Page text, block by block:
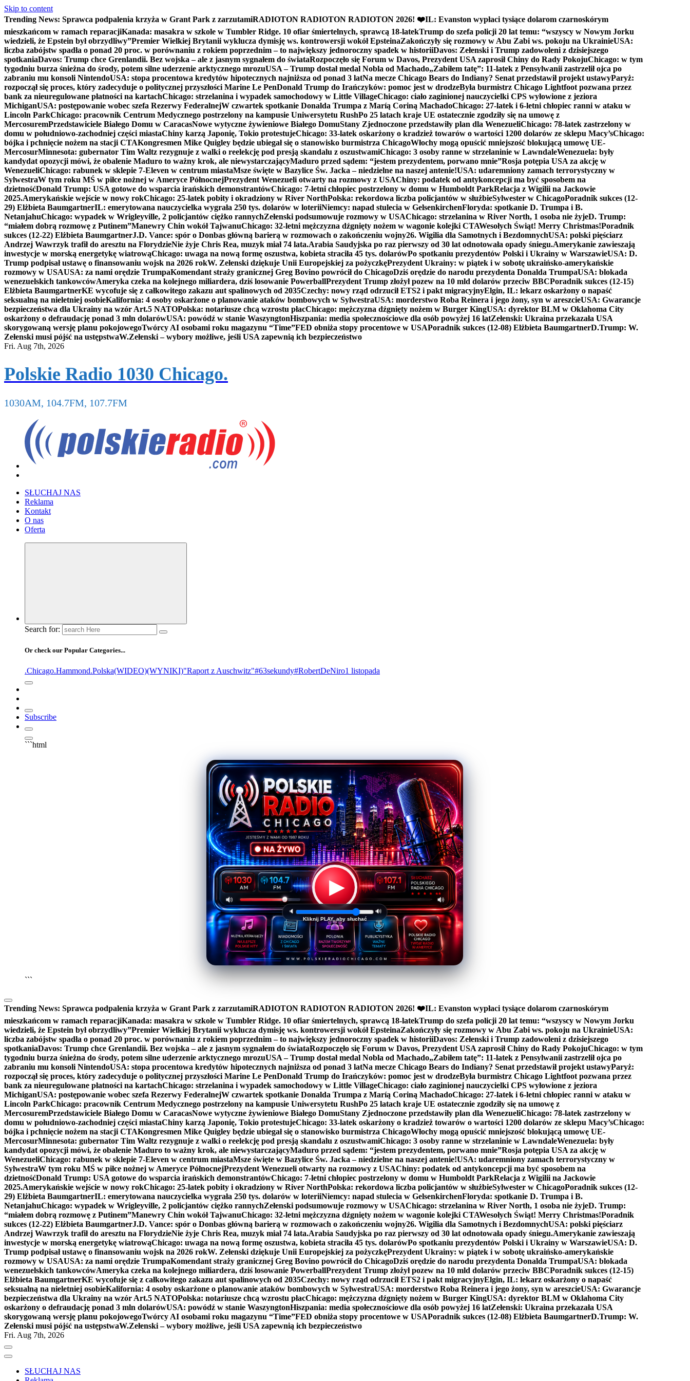
Skip to content
Trending News: Sprawca podpalenia krzyża w Grant Park z zarzutamiRADIOTON RADIOTON RADIOTON 2026! ❤️IL: Evanston wypłaci tysiące dolarom czarnoskórym
mieszkańcom w ramach reparacjiKanada: masakra w szkole w Tumbler Ridge. 10 ofiar śmiertelnych, sprawcą 18-latekTrump do szefa policji 20 lat temu: “wszyscy w Nowym Jorku
wiedzieli, że Epstein był obrzydliwy”Premier Wielkiej Brytanii wyklucza dymisję ws. kontrowersji wokół EpsteinaZakończyły się rozmowy w Abu Zabi ws. pokoju na UkrainieUSA:
liczba zabójstw spadła o ponad 20 proc. w porównaniu z rokiem poprzednim – to największy jednoroczny spadek w historiiDavos: Zełenski i Trump zadowoleni z dzisiejszego
spotkaniaDavos: Trump chce Grenlandii. Bez wojska – ale z jasnym sygnałem do świataRozpoczęło się Forum w Davos, Prezydent USA zaprosił Chiny do Rady PokojuChicago: w tym
tygodniu burza śnieżna do środy, potem silne uderzenie arktycznego mrozuUSA – Trump dostał medal Nobla od Machado„Zabiłem tatę”: 11-latek z Pensylwanii zastrzelił ojca po
zabraniu mu konsoli NintendoUSA: stopa procentowa kredytów hipotecznych najniższa od ponad 3 latNa mecze Chicago Bears do Indiany? Senat przedstawił projekt ustawyParyż:
rozpoczął się proces, który zadecyduje o politycznej przyszłości Marine Le PenDonald Trump do Irańczyków: pomoc jest w drodzeByła burmistrz Chicago Lightfoot pozwana przez
bank za nieuregulowane płatności na kartachChicago: strzelanina i wypadek samochodowy w Little VillageChicago: ciało zaginionej nauczycielki CPS wyłowione z jeziora
MichiganUSA: postępowanie wobec szefa Rezerwy FederalnejW czwartek spotkanie Donalda Trumpa z Maríą Coriną MachadoChicago: 27-latek i 6-letni chłopiec ranni w ataku w
Lincoln ParkChicago: pracownik Centrum Medycznego postrzelony na kampusie Uniwersytetu RushPo 25 latach kraje UE ostatecznie zgodziły się na umowę z
MercosuremPrzedstawiciele Białego Domu w CaracasNowe wytyczne żywieniowe Białego DomuStany Zjednoczone przedstawiły plan dla WenezueliChicago: 78-latek zastrzelony w
domu w południowo-zachodniej części miastaChiny karzą Japonię, Tokio protestujeChicago: 33-latek oskarżony o kradzież towarów o wartości 1200 dolarów ze sklepu Macy’sChicago:
bójka i pchnięcie nożem na stacji CTAKongresmen Mike Quigley będzie ubiegał się o stanowisko burmistrza ChicagoWłochy mogą opuścić mniejszość blokującą umowę UE-
MercosurMinnesota: gubernator Tim Waltz rezygnuje z walki o reelekcję pod presją skandalu z oszustwamiChicago: 3 osoby ranne w strzelaninie w LawndaleWenezuela: były
kandydat opozycji mówi, że obalenie Maduro to ważny krok, ale niewystarczającyMaduro przed sądem: “jestem prezydentem, porwano mnie”Rosja potępia USA za akcję w
WenezueliChicago: rabunek w sklepie 7-Eleven w centrum miastaMsze święte w Bazylice Św. Jacka – niedzielne na naszej antenie!USA: udaremniony zamach terrorystyczny w
SylwestraW tym roku MŚ w piłce nożnej w Ameryce PółnocnejPrezydent Wenezueli otwarty na rozmowy z USAChiny: podatek od antykoncepcji ma być sposobem na
dzietnośćDonald Trump: USA gotowe do wsparcia irańskich demonstrantówChicago: 7-letni chłopiec postrzelony w domu w Humboldt ParkRelacja z Wigilii na Jackowie
2025.Amerykańskie wejście w nowy rokChicago: 25-latek pobity i okradziony w River NorthPolska: rekordowa liczba policjantów w służbieSylwester w ChicagoPoradnik sukces (12-
29) Elżbieta BaumgartnerIL: emerytowana nauczycielka wygrała 250 tys. dolarów w loteriiNiemcy: napad stulecia w GelsenkirchenFloryda: spotkanie D. Trumpa i B.
NetanjahuChicago: wypadek w Wrigleyville, 2 policjantów ciężko rannychZełenski podsumowuje rozmowy w USAChicago: strzelanina w River North, 1 osoba nie żyjeD. Trump:
“miałem dobrą rozmowę z Putinem”Manewry Chin wokół TajwanuChicago: 32-letni mężczyzna dźgnięty nożem w wagonie kolejki CTAWesołych Świąt! Merry Christmas!Poradnik
sukces (12-22) Elżbieta BaumgartnerJ.D. Vance: spór o Donbas główną barierą w rozmowach o zakończeniu wojny26. Wigilia dla Samotnych i BezdomnychUSA: polski pięściarz
Andrzej Wawrzyk trafił do aresztu na FlorydzieNie żyje Chris Rea, muzyk miał 74 lata.Arabia Saudyjska po raz pierwszy od 30 lat odnotowała opady śniegu.Amerykanie zawieszają
inwestycje w morską energetykę wiatrowąChicago: uwaga na nową formę oszustwa, kobieta straciła 45 tys. dolarówPo spotkaniu prezydentów Polski i Ukrainy w WarszawieUSA: D.
Trump podpisał ustawę o finansowaniu wojsk na 2026 rokW. Zełenski dziękuje Unii Europejskiej za pożyczkęPrezydent Ukrainy: w piątek i w sobotę ukraińsko-amerykańskie
rozmowy w USAUSA: za nami orędzie TrumpaKomendant straży granicznej Greg Bovino powrócił do ChicagoDziś orędzie do narodu prezydenta Donalda TrumpaUSA: blokada
wenezuelskich tankowcówAmeryka czeka na kolejnego miliardera, dziś losowanie PowerballPrezydent Trump złożył pozew na 10 mld dolarów przeciw BBCPoradnik sukces (12-15)
Elżbieta BaumgartnerKE wycofuje się z całkowitego zakazu aut spalinowych od 2035Czechy: nowy rząd odrzucił ETS2 i pakt migracyjnyElgin, IL: lekarz oskarżony o napaść
seksualną na nieletniej osobieKalifornia: 4 osoby oskarżone o planowanie ataków bombowych w SylwestraUSA: morderstwo Roba Reinera i jego żony, syn w areszcieUSA: Gwarancje
bezpieczeństwa dla Ukrainy na wzór Art.5 NATOPolska: notariusze chcą wzrostu płacChicago: mężczyzna dźgnięty nożem w Burger KingUSA: dyrektor BLM w Oklahoma City
oskarżony o defraudację ponad 3 mln dolarówUSA: powódź w stanie WaszyngtonHiszpania: media społecznościowe dla osób powyżej 16 latZełenski: Ukraina przekazała USA
skorygowaną wersję planu pokojowegoTwórcy AI osobami roku magazynu “Time”FED obniża stopy procentowe w USAPoradnik sukces (12-08) Elżbieta BaumgartnerD.Trump: W.
Zełenski musi pójść na ustępstwaW.Zełenski – wybory możliwe, jeśli USA zapewnią ich bezpieczeństwo
Fri. Aug 7th, 2026
Polskie Radio 1030 Chicago.
1030AM, 104.7FM, 107.7FM
SŁUCHAJ NAS
Reklama
Kontakt
O nas
Oferta
Search for:
Or check our Popular Categories...
.Chicago.Hammond.Polska(WIDEO)(WYNIKI)"Raport z Auschwitz"#63sekundy#RobertDeNiro1 listopada
Subscribe
```html
▶
🔈 🔊
Kliknij PLAY, aby słuchać
```
Trending News: Sprawca podpalenia krzyża w Grant Park z zarzutamiRADIOTON RADIOTON RADIOTON 2026! ❤️IL: Evanston wypłaci tysiące dolarom czarnoskórym
mieszkańcom w ramach reparacjiKanada: masakra w szkole w Tumbler Ridge. 10 ofiar śmiertelnych, sprawcą 18-latekTrump do szefa policji 20 lat temu: “wszyscy w Nowym Jorku
wiedzieli, że Epstein był obrzydliwy”Premier Wielkiej Brytanii wyklucza dymisję ws. kontrowersji wokół EpsteinaZakończyły się rozmowy w Abu Zabi ws. pokoju na UkrainieUSA:
liczba zabójstw spadła o ponad 20 proc. w porównaniu z rokiem poprzednim – to największy jednoroczny spadek w historiiDavos: Zełenski i Trump zadowoleni z dzisiejszego
spotkaniaDavos: Trump chce Grenlandii. Bez wojska – ale z jasnym sygnałem do świataRozpoczęło się Forum w Davos, Prezydent USA zaprosił Chiny do Rady PokojuChicago: w tym
tygodniu burza śnieżna do środy, potem silne uderzenie arktycznego mrozuUSA – Trump dostał medal Nobla od Machado„Zabiłem tatę”: 11-latek z Pensylwanii zastrzelił ojca po
zabraniu mu konsoli NintendoUSA: stopa procentowa kredytów hipotecznych najniższa od ponad 3 latNa mecze Chicago Bears do Indiany? Senat przedstawił projekt ustawyParyż:
rozpoczął się proces, który zadecyduje o politycznej przyszłości Marine Le PenDonald Trump do Irańczyków: pomoc jest w drodzeByła burmistrz Chicago Lightfoot pozwana przez
bank za nieuregulowane płatności na kartachChicago: strzelanina i wypadek samochodowy w Little VillageChicago: ciało zaginionej nauczycielki CPS wyłowione z jeziora
MichiganUSA: postępowanie wobec szefa Rezerwy FederalnejW czwartek spotkanie Donalda Trumpa z Maríą Coriną MachadoChicago: 27-latek i 6-letni chłopiec ranni w ataku w
Lincoln ParkChicago: pracownik Centrum Medycznego postrzelony na kampusie Uniwersytetu RushPo 25 latach kraje UE ostatecznie zgodziły się na umowę z
MercosuremPrzedstawiciele Białego Domu w CaracasNowe wytyczne żywieniowe Białego DomuStany Zjednoczone przedstawiły plan dla WenezueliChicago: 78-latek zastrzelony w
domu w południowo-zachodniej części miastaChiny karzą Japonię, Tokio protestujeChicago: 33-latek oskarżony o kradzież towarów o wartości 1200 dolarów ze sklepu Macy’sChicago:
bójka i pchnięcie nożem na stacji CTAKongresmen Mike Quigley będzie ubiegał się o stanowisko burmistrza ChicagoWłochy mogą opuścić mniejszość blokującą umowę UE-
MercosurMinnesota: gubernator Tim Waltz rezygnuje z walki o reelekcję pod presją skandalu z oszustwamiChicago: 3 osoby ranne w strzelaninie w LawndaleWenezuela: były
kandydat opozycji mówi, że obalenie Maduro to ważny krok, ale niewystarczającyMaduro przed sądem: “jestem prezydentem, porwano mnie”Rosja potępia USA za akcję w
WenezueliChicago: rabunek w sklepie 7-Eleven w centrum miastaMsze święte w Bazylice Św. Jacka – niedzielne na naszej antenie!USA: udaremniony zamach terrorystyczny w
SylwestraW tym roku MŚ w piłce nożnej w Ameryce PółnocnejPrezydent Wenezueli otwarty na rozmowy z USAChiny: podatek od antykoncepcji ma być sposobem na
dzietnośćDonald Trump: USA gotowe do wsparcia irańskich demonstrantówChicago: 7-letni chłopiec postrzelony w domu w Humboldt ParkRelacja z Wigilii na Jackowie
2025.Amerykańskie wejście w nowy rokChicago: 25-latek pobity i okradziony w River NorthPolska: rekordowa liczba policjantów w służbieSylwester w ChicagoPoradnik sukces (12-
29) Elżbieta BaumgartnerIL: emerytowana nauczycielka wygrała 250 tys. dolarów w loteriiNiemcy: napad stulecia w GelsenkirchenFloryda: spotkanie D. Trumpa i B.
NetanjahuChicago: wypadek w Wrigleyville, 2 policjantów ciężko rannychZełenski podsumowuje rozmowy w USAChicago: strzelanina w River North, 1 osoba nie żyjeD. Trump:
“miałem dobrą rozmowę z Putinem”Manewry Chin wokół TajwanuChicago: 32-letni mężczyzna dźgnięty nożem w wagonie kolejki CTAWesołych Świąt! Merry Christmas!Poradnik
sukces (12-22) Elżbieta BaumgartnerJ.D. Vance: spór o Donbas główną barierą w rozmowach o zakończeniu wojny26. Wigilia dla Samotnych i BezdomnychUSA: polski pięściarz
Andrzej Wawrzyk trafił do aresztu na FlorydzieNie żyje Chris Rea, muzyk miał 74 lata.Arabia Saudyjska po raz pierwszy od 30 lat odnotowała opady śniegu.Amerykanie zawieszają
inwestycje w morską energetykę wiatrowąChicago: uwaga na nową formę oszustwa, kobieta straciła 45 tys. dolarówPo spotkaniu prezydentów Polski i Ukrainy w WarszawieUSA: D.
Trump podpisał ustawę o finansowaniu wojsk na 2026 rokW. Zełenski dziękuje Unii Europejskiej za pożyczkęPrezydent Ukrainy: w piątek i w sobotę ukraińsko-amerykańskie
rozmowy w USAUSA: za nami orędzie TrumpaKomendant straży granicznej Greg Bovino powrócił do ChicagoDziś orędzie do narodu prezydenta Donalda TrumpaUSA: blokada
wenezuelskich tankowcówAmeryka czeka na kolejnego miliardera, dziś losowanie PowerballPrezydent Trump złożył pozew na 10 mld dolarów przeciw BBCPoradnik sukces (12-15)
Elżbieta BaumgartnerKE wycofuje się z całkowitego zakazu aut spalinowych od 2035Czechy: nowy rząd odrzucił ETS2 i pakt migracyjnyElgin, IL: lekarz oskarżony o napaść
seksualną na nieletniej osobieKalifornia: 4 osoby oskarżone o planowanie ataków bombowych w SylwestraUSA: morderstwo Roba Reinera i jego żony, syn w areszcieUSA: Gwarancje
bezpieczeństwa dla Ukrainy na wzór Art.5 NATOPolska: notariusze chcą wzrostu płacChicago: mężczyzna dźgnięty nożem w Burger KingUSA: dyrektor BLM w Oklahoma City
oskarżony o defraudację ponad 3 mln dolarówUSA: powódź w stanie WaszyngtonHiszpania: media społecznościowe dla osób powyżej 16 latZełenski: Ukraina przekazała USA
skorygowaną wersję planu pokojowegoTwórcy AI osobami roku magazynu “Time”FED obniża stopy procentowe w USAPoradnik sukces (12-08) Elżbieta BaumgartnerD.Trump: W.
Zełenski musi pójść na ustępstwaW.Zełenski – wybory możliwe, jeśli USA zapewnią ich bezpieczeństwo
Fri. Aug 7th, 2026
SŁUCHAJ NAS